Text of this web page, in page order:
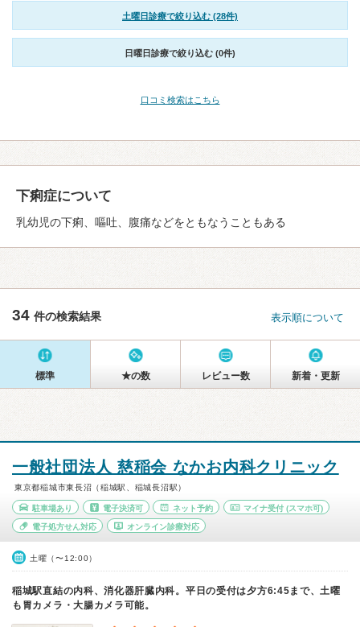
土曜日診療で絞り込む (28件)
日曜日診療で絞り込む (0件)
口コミ検索はこちら
下痢症について
乳幼児の下痢、嘔吐、腹痛などをともなうこともある
34 件の検索結果 表示順について
標準 ★の数 レビュー数 新着・更新
一般社団法人 慈稲会 なかお内科クリニック
東京都稲城市東長沼（稲城駅、稲城長沼駅）
駐車場あり 電子決済可 ネット予約 マイナ受付 (スマホ可)
電子処方せん対応 オンライン診療対応
土曜（〜12:00）
稲城駅直結の内科、消化器肝臓内科。平日の受付は夕方6:45まで、土曜
も胃カメラ・大腸カメラ可能。